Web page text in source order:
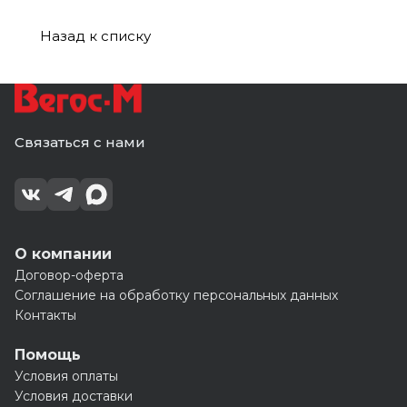
Назад к списку
Связаться с нами
О компании
Договор-оферта
Соглашение на обработку персональных данных
Контакты
Помощь
Условия оплаты
Условия доставки